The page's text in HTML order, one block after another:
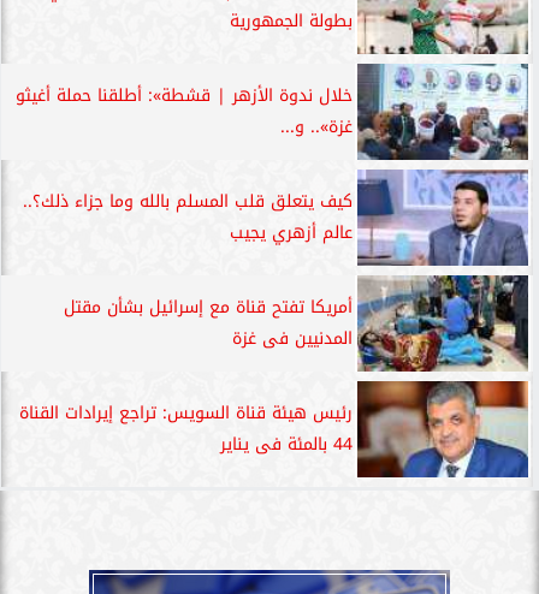
بطولة الجمهورية
خلال ندوة الأزهر | قشطة»: أطلقنا حملة أغيثو
غزة».. و...
كيف يتعلق قلب المسلم بالله وما جزاء ذلك؟..
عالم أزهري يجيب
أمريكا تفتح قناة مع إسرائيل بشأن مقتل
المدنيين فى غزة
رئيس هيئة قناة السويس: تراجع إيرادات القناة
44 بالمئة فى يناير